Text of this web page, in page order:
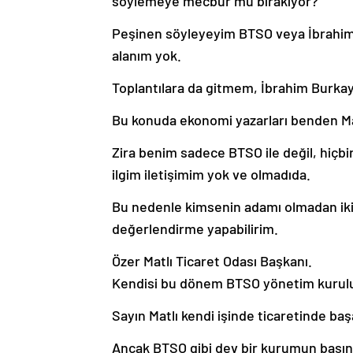
Peşinen söyleyeyim BTSO veya
alanım yok.
Toplantılara da gitmem, İbrahim
Bu konuda ekonomi yazarları benden
Zira benim sadece BTSO ile değil,
ilgim iletişimim yok ve olmadıda.
Bu nedenle kimsenin adamı olmadan
değerlendirme yapabilirim.
Özer Matlı Ticaret Odası Başkanı.
Kendisi bu dönem BTSO yönetim
Sayın Matlı kendi işinde ticaretinde
Ancak BTSO gibi dev bir kurumun